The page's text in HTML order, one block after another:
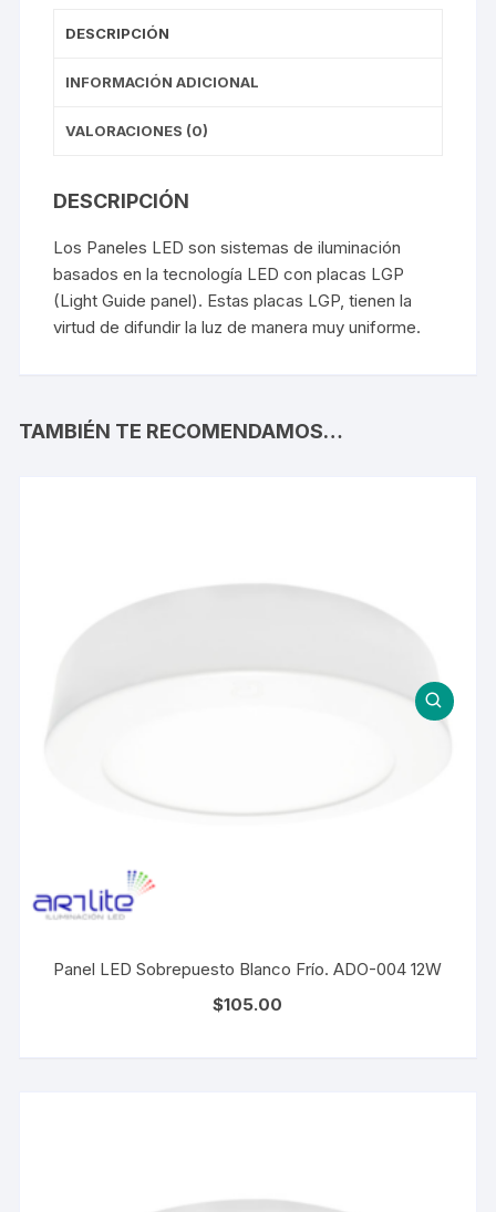
DESCRIPCIÓN
INFORMACIÓN ADICIONAL
VALORACIONES (0)
DESCRIPCIÓN
Los Paneles LED son sistemas de iluminación
basados en la tecnología LED con placas LGP
(Light Guide panel). Estas placas LGP, tienen la
virtud de difundir la luz de manera muy uniforme.
TAMBIÉN TE RECOMENDAMOS…
Panel LED Sobrepuesto Blanco Frío. ADO-004 12W
$105.00